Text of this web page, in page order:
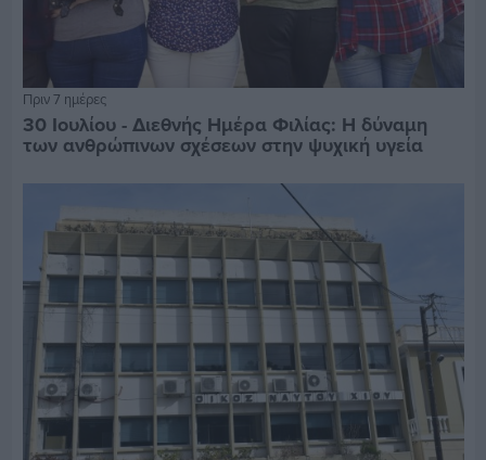
Πριν 7 ημέρες
30 Ιουλίου - Διεθνής Ημέρα Φιλίας: Η δύναμη
των ανθρώπινων σχέσεων στην ψυχική υγεία